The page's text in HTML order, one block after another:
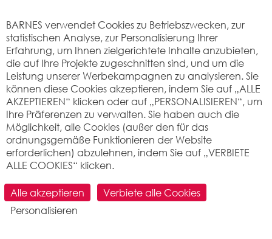
SUCHEN
>Immobilienpreis pro m2
BARNES verwendet Cookies zu Betriebszwecken, zur
statistischen Analyse, zur Personalisierung Ihrer
Erfahrung, um Ihnen zielgerichtete Inhalte anzubieten,
die auf Ihre Projekte zugeschnitten sind, und um die
Leistung unserer Werbekampagnen zu analysieren. Sie
können diese Cookies akzeptieren, indem Sie auf „ALLE
AKZEPTIEREN“ klicken oder auf „PERSONALISIEREN“, um
Ihre Präferenzen zu verwalten. Sie haben auch die
Möglichkeit, alle Cookies (außer den für das
ordnungsgemäße Funktionieren der Website
erforderlichen) abzulehnen, indem Sie auf „VERBIETE
ALLE COOKIES“ klicken.
Alle akzeptieren
Verbiete alle Cookies
Personalisieren